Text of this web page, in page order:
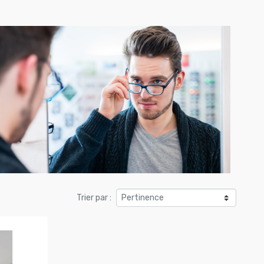
Trier par :